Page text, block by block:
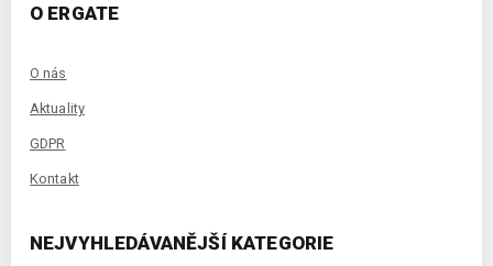
O ERGATE
O nás
Aktuality
GDPR
Kontakt
NEJVYHLEDÁVANĚJŠÍ KATEGORIE